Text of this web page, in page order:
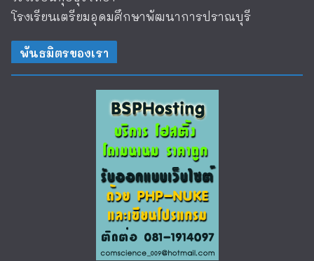
โรงเรียนเตรียมอุดมศึกษาพัฒนาการปราณบุรี
พันธมิตรของเรา